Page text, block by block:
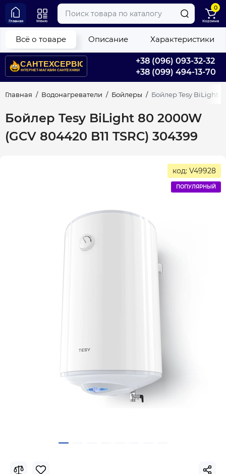
+38 (096) 093-32-32
+38 (099) 494-13-70
Главная Меню
0
Корзина
Главная Водонагреватели Бойлеры Бойлер Tesy BiLight
Бойлер Tesy BiLight 80 2000W
(GCV 804420 B11 TSRC) 304399
Всё о товаре Описание Характеристики
код: V49928
ПОПУЛЯРНЫЙ